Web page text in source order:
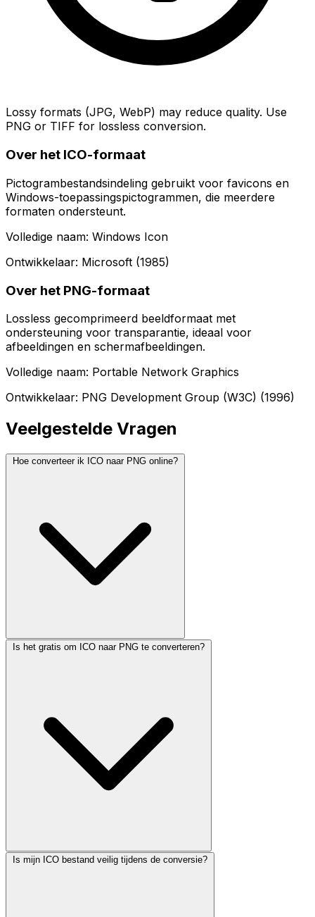
Lossy formats (JPG, WebP) may reduce quality. Use
PNG or TIFF for lossless conversion.
Over het ICO-formaat
Pictogrambestandsindeling gebruikt voor favicons en
Windows-toepassingspictogrammen, die meerdere
formaten ondersteunt.
Volledige naam: Windows Icon
Ontwikkelaar: Microsoft (1985)
Over het PNG-formaat
Lossless gecomprimeerd beeldformaat met
ondersteuning voor transparantie, ideaal voor
afbeeldingen en schermafbeeldingen.
Volledige naam: Portable Network Graphics
Ontwikkelaar: PNG Development Group (W3C) (1996)
Veelgestelde Vragen
Hoe converteer ik ICO naar PNG online?
Is het gratis om ICO naar PNG te converteren?
Is mijn ICO bestand veilig tijdens de conversie?